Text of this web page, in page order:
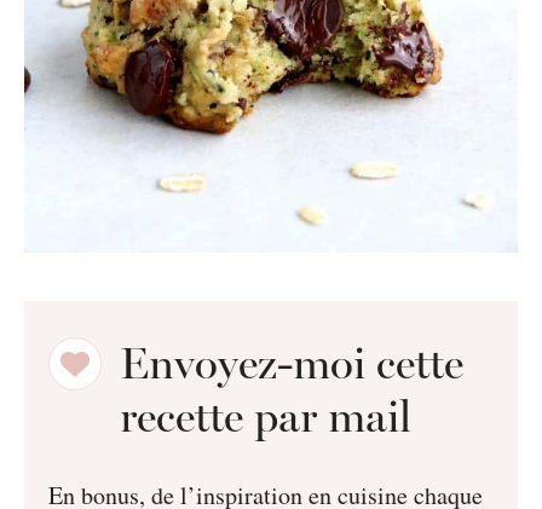
Envoyez-moi cette
recette par mail
En bonus, de l’inspiration en cuisine chaque